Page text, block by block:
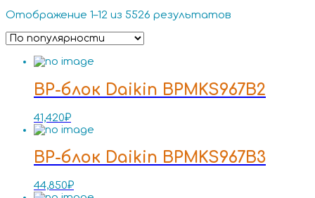
Отображение 1–12 из 5526 результатов
BP-блок Daikin BPMKS967B2
41,420₽
BP-блок Daikin BPMKS967B3
44,850₽